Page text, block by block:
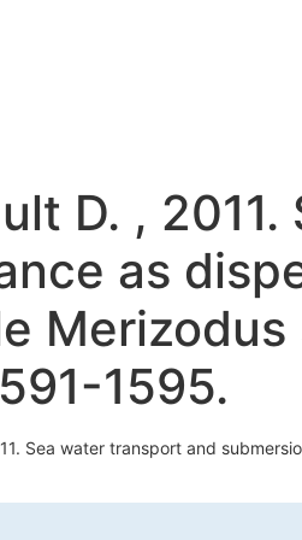
D. ,
as
1595.
Sea water transport and